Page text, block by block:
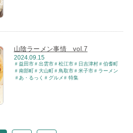
山陰ラーメン事情 vol.7
2024.09.15
益田市 出雲市 松江市 日吉津村
伯耆町
南部町
大山町 鳥取市 米子市
ラーメン
あ・るっく
グルメ 特集